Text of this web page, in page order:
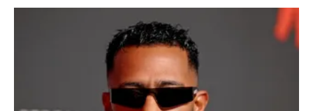
Comeback" في جدة (فيديو)
2026-07-25
"بوجاتي ميسترال" الاستثنائية للبيع في
مزاد مونتيري